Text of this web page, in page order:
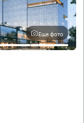
Еще фото